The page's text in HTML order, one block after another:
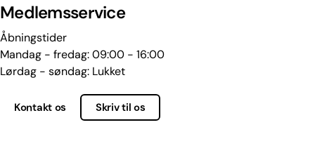
Medlemsservice
Åbningstider
Mandag - fredag: 09:00 - 16:00
Lørdag - søndag: Lukket
Kontakt os Skriv til os